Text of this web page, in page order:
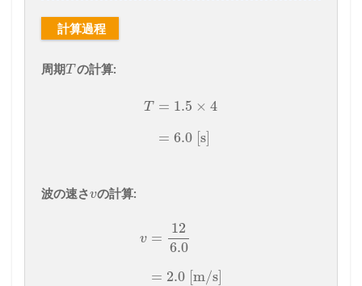
計算過程
周期T の計算:
T = 1.5 × 4
= 6.0 [s]
波の速さvの計算:
v =
12
6.0
= 2.0 [m/s]